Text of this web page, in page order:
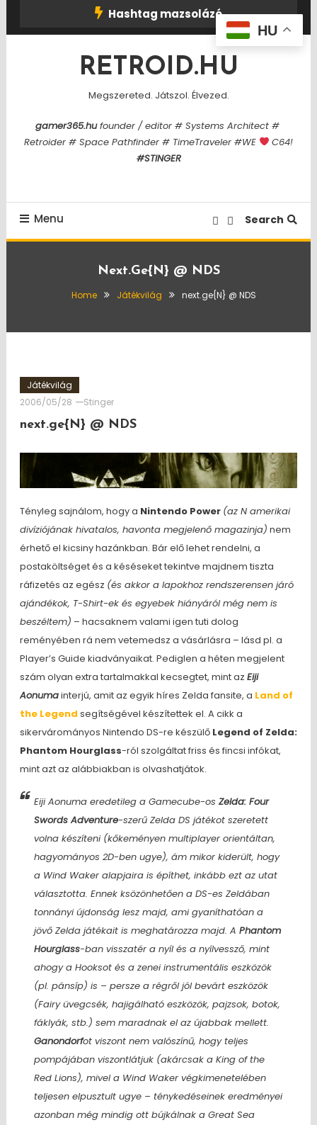
Hashtag mazsolázó
RETROID.HU
Megszereted. Játszol. Élvezed.
gamer365.hufounder / editor # Systems Architect #
Retroider # Space Pathfinder # TimeTraveler #WE
C64!
#STINGER
Menu Search
Next.ge{N} @ NDS
Home Játékvilág next.ge{N} @ NDS
Játékvilág
2006/05/28
Stinger
next.ge{N} @ NDS
Tényleg sajnálom, hogy a Nintendo Power (az N amerikai
divíziójának hivatalos, havonta megjelenő magazinja) nem
érhető el kicsiny hazánkban. Bár elő lehet rendelni, a
postaköltséget és a késéseket tekintve majdnem tiszta
ráfizetés az egész (és akkor a lapokhoz rendszerensen járó
ajándékok, T-Shirt-ek és egyebek hiányáról még nem is
beszéltem) – hacsaknem valami igen tuti dolog
reményében rá nem vetemedsz a vásárlásra – lásd pl. a
Player’s Guide kiadványaikat. Pediglen a héten megjelent
szám olyan extra tartalmakkal kecsegtet, mint az Eiji
Aonumainterjú, amit az egyik híres Zelda fansite, a Land of
the Legend segítségével készítettek el. A cikk a
sikervárományos Nintendo DS-re készülő Legend of Zelda:
Phantom Hourglass-ról szolgáltat friss és fincsi infókat,
mint azt az alábbiakban is olvashatjátok.
Eiji Aonuma eredetileg a Gamecube-os Zelda: Four
Swords Adventure-szerű Zelda DS játékot szeretett
volna készíteni (kőkeményen multiplayer orientáltan,
hagyományos 2D-ben ugye), ám mikor kiderült, hogy
a Wind Waker alapjaira is építhet, inkább ezt az utat
választotta. Ennek ksözönhetően a DS-es Zeldában
tonnányi újdonság lesz majd, ami gyaníthatóan a
jövő Zelda játékait is meghatározza majd. A Phantom
Hourglass-ban visszatér a nyíl és a nyílvessző, mint
ahogy a Hooksot és a zenei instrumentális eszközök
(pl. pánsíp) is – persze a régről jól bevárt eszközök
(Fairy üvegcsék, hajigálható eszközök, pajzsok, botok,
fáklyák, stb.) sem maradnak el az újabbak mellett.
Ganondorfot viszont nem valószínű, hogy teljes
pompájában viszontlátjuk (akárcsak a King of the
Red Lions), mivel a Wind Waker végkimenetelében
teljesen elpusztult ugye – ténykedéseinek eredményei
azonban még mindig ott bújkálnak a Great Sea
HU